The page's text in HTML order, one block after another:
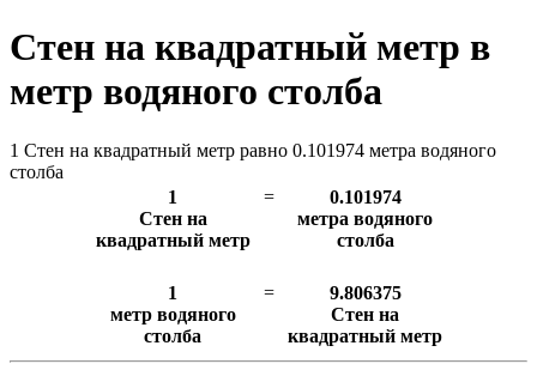
Стен на квадратный метр в
метр водяного столба
1 Стен на квадратный метр равно 0.101974 метра водяного
столба
1
Стен на
квадратный метр
=
0.101974
метра водяного
столба
1
метр водяного
столба
=
9.806375
Стен на
квадратный метр